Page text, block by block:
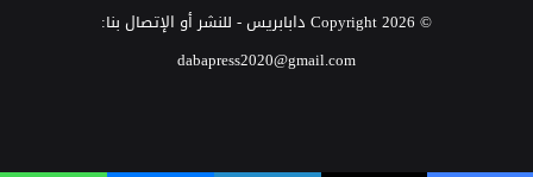
© Copyright 2026 دابابريس- للنشر أو الإتصال بنا:
dabapress2020@gmail.com